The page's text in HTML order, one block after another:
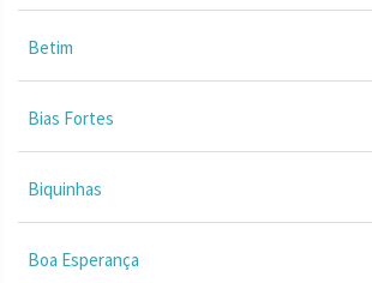
Betim
Bias Fortes
Biquinhas
Boa Esperança